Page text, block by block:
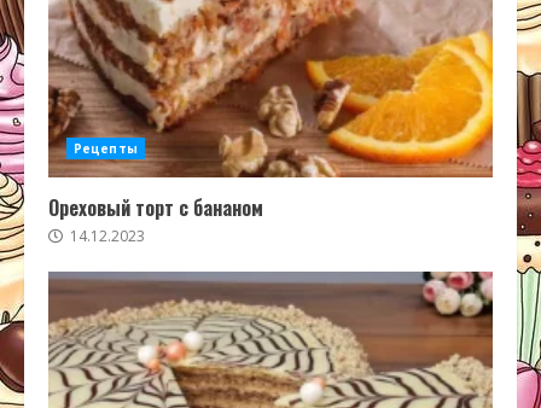
Рецепты
Ореховый торт с бананом
14.12.2023